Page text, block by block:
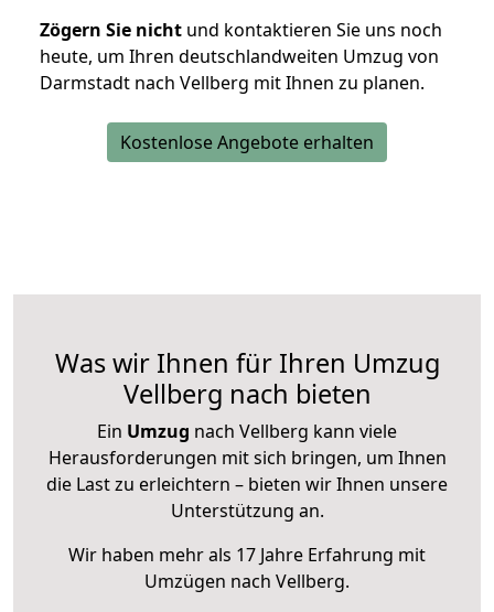
Zögern Sie nicht und kontaktieren Sie uns noch
heute, um Ihren deutschlandweiten Umzug von
Darmstadt nach Vellberg mit Ihnen zu planen.
Kostenlose Angebote erhalten
Was wir Ihnen für Ihren Umzug
Vellberg nach bieten
Ein Umzug nach Vellberg kann viele
Herausforderungen mit sich bringen, um Ihnen
die Last zu erleichtern – bieten wir Ihnen unsere
Unterstützung an.
Wir haben mehr als 17 Jahre Erfahrung mit
Umzügen nach Vellberg.